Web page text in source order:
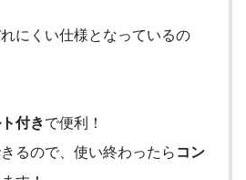
にくい仕様となっているの
付きで便利！
るので、使い終わったらコン